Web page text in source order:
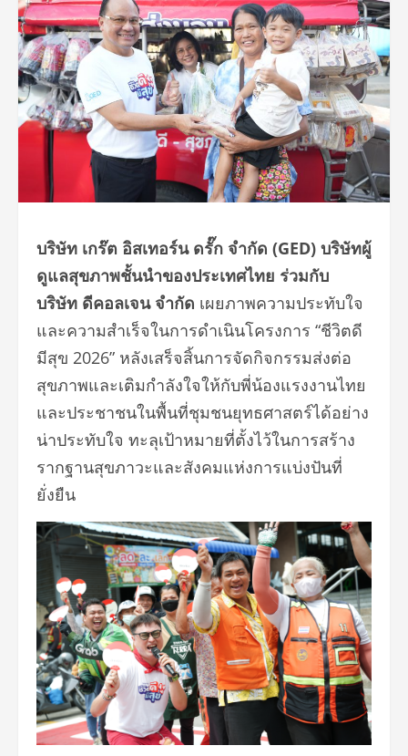
บริษัท เกร๊ต อิสเทอร์น ดรั๊ก จำกัด (GED) บริษัทผู้
ดูแลสุขภาพชั้นนำของประเทศไทย ร่วมกับ
บริษัท ดีคอลเจน จำกัด เผยภาพความประทับใจ
และความสำเร็จในการดำเนินโครงการ “ชีวิตดี
มีสุข 2026” หลังเสร็จสิ้นการจัดกิจกรรมส่งต่อ
สุขภาพและเติมกำลังใจให้กับพี่น้องแรงงานไทย
และประชาชนในพื้นที่ชุมชนยุทธศาสตร์ได้อย่าง
น่าประทับใจ ทะลุเป้าหมายที่ตั้งไว้ในการสร้าง
รากฐานสุขภาวะและสังคมแห่งการแบ่งปันที่
ยั่งยืน